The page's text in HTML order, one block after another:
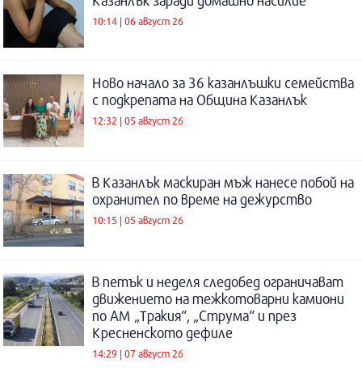
10:14 | 06 август 26
Ново начало за 36 казанлъшки семейства
с подкрепата на Община Казанлък
12:32 | 05 август 26
В Казанлък маскиран мъж нанесе побой на
охранител по време на дежурство
10:15 | 05 август 26
В петък и неделя следобед ограничават
движението на тежкотоварни камиони
по АМ „Тракия“, „Струма“ и през
Кресненското дефиле
14:29 | 07 август 26